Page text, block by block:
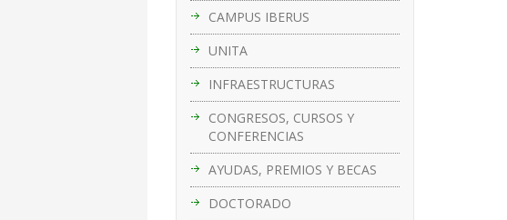
CAMPUS IBERUS
UNITA
INFRAESTRUCTURAS
CONGRESOS, CURSOS Y
CONFERENCIAS
AYUDAS, PREMIOS Y BECAS
DOCTORADO